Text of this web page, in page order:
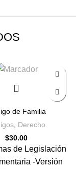
de Familia
Derecho
$30.00
de Legislación
-Versión